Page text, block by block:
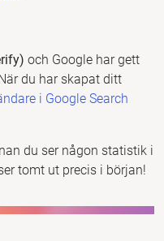
och Google har gett
du har skapat ditt
i Google Search
du ser någon statistik i
tomt ut precis i början!